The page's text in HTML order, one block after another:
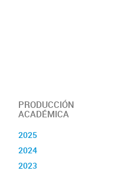
PRODUCCIÓN
ACADÉMICA
2025
2024
2023